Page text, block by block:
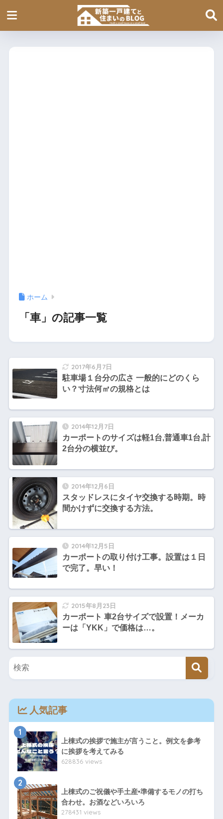
ホーム
「車」の記事一覧
2017年6月7日
駐車場１台分の広さ 一般的にどのくら
い？寸法何㎡の規格とは
2014年12月7日
カーポートのサイズは軽1台,普通車1台,計
2台分の横並び。
2014年12月6日
スタッドレスにタイヤ交換する時期。時
間かけずに交換する方法。
2014年12月5日
カーポートの取り付け工事。設置は１日
で完了。早い！
2015年8月23日
カーポート 車2台サイズで設置！メーカ
ーは「YKK」で価格は…。
人気記事
1
上棟式の挨拶で施主が言うこと。例文を参考
に挨拶を考えてみる
628836 views
2
上棟式のご祝儀や手土産•準備するモノの打ち
合わせ。お酒などいろいろ
278431 views